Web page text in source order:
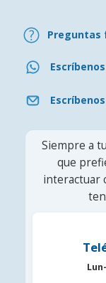
Preguntas
Escríbenos
Siempre a
que
interactuar